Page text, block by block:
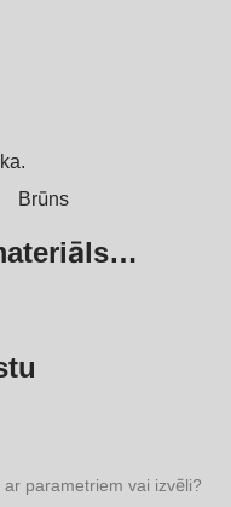
Brūns
parametriem vai izvēli?